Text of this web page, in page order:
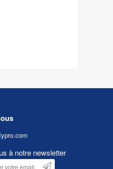
à notre newsletter